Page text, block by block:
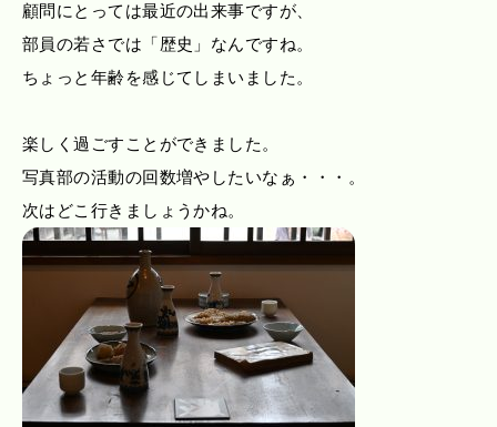
顧問にとっては最近の出来事ですが、
部員の若さでは「歴史」なんですね。
ちょっと年齢を感じてしまいました。
楽しく過ごすことができました。
写真部の活動の回数増やしたいなぁ・・・。
次はどこ行きましょうかね。